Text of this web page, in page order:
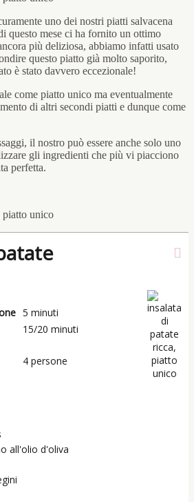
uno dei nostri piatti salvacena
questo mese ci ha fornito un ottimo
più deliziosa, abbiamo infatti usato
questo piatto già molto saporito,
è stato davvero eccezionale!
come piatto unico ma eventualmente
di altri secondi piatti e dunque come
il nostro può essere anche solo uno
gli ingredienti che più vi piacciono
perfetta.
5 minuti
15/20 minuti
4 persone
all'olio d'oliva